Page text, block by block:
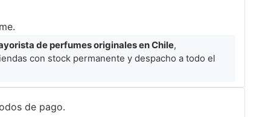
de perfumes originales en Chile,
con stock permanente y despacho a todo el
de pago.